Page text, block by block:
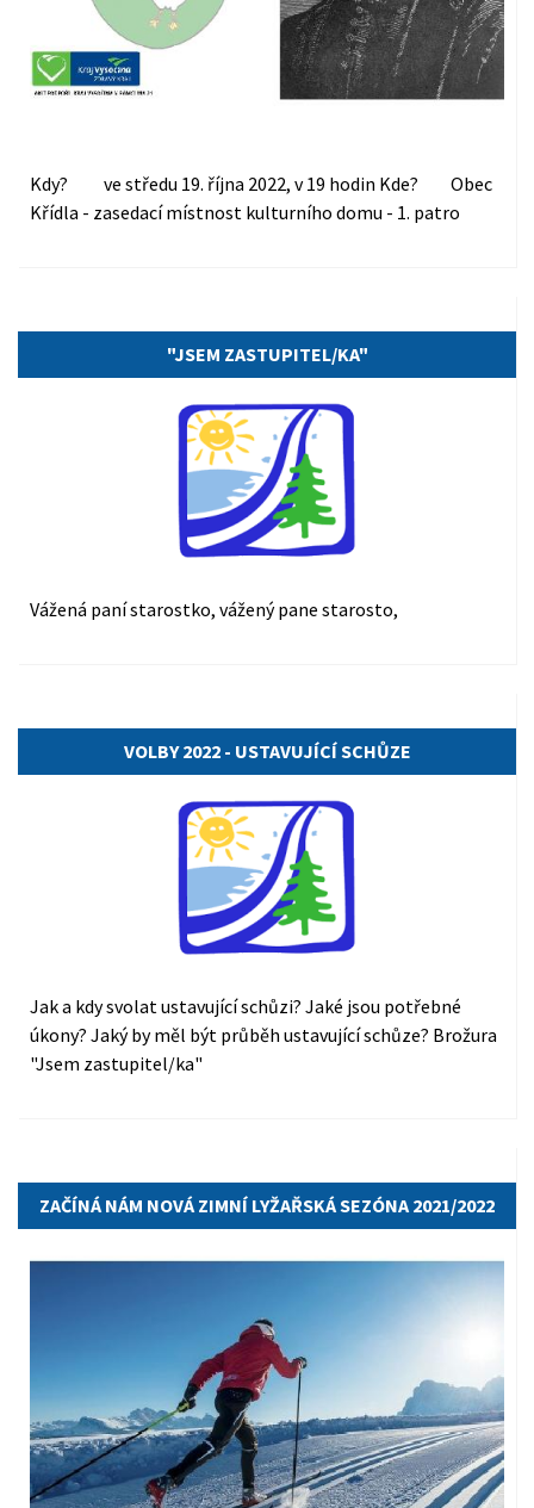
Kdy? ve středu 19. října 2022, v 19 hodin Kde? Obec
Křídla - zasedací místnost kulturního domu - 1. patro
"JSEM ZASTUPITEL/KA"
Vážená paní starostko, vážený pane starosto,
VOLBY 2022 - USTAVUJÍCÍ SCHŮZE
Jak a kdy svolat ustavující schůzi? Jaké jsou potřebné
úkony? Jaký by měl být průběh ustavující schůze? Brožura
"Jsem zastupitel/ka"
ZAČÍNÁ NÁM NOVÁ ZIMNÍ LYŽAŘSKÁ SEZÓNA 2021/2022